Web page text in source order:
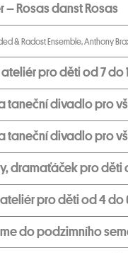
– Rosas danst Rosas
& Radost Ensemble, Anthony
ateliér pro děti od 7 do
a taneční divadlo pro
a taneční divadlo pro
dramaťáček pro děti
ateliér pro děti od 4 do
do podzimního